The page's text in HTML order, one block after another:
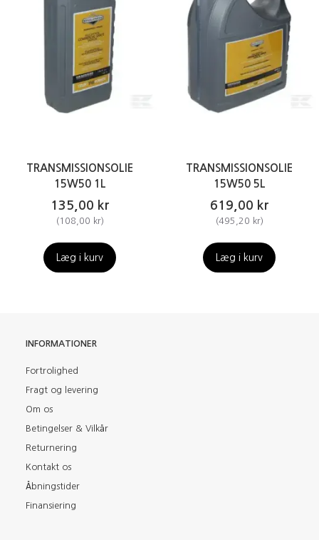
TRANSMISSIONSOLIE
15W50 1L
135,00 kr
(108,00 kr)
Læg i kurv
TRANSMISSIONSOLIE
15W50 5L
619,00 kr
(495,20 kr)
Læg i kurv
INFORMATIONER
Fortrolighed
Fragt og levering
Om os
Betingelser & Vilkår
Returnering
Kontakt os
Åbningstider
Finansiering